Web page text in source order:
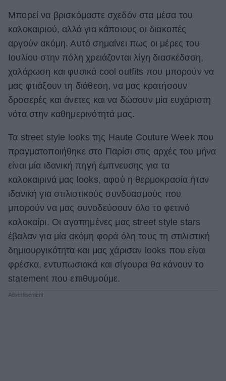
Living
Deco
Cooking
Green
Αφιερώματα
Χωρίς Ταμπέλες
Women's Forum
Hautes Grecians
Γάμος
Μπορεί να βρισκόμαστε σχεδόν στα μέσα του
καλοκαιριού, αλλά για κάποιους οι διακοπές
αργούν ακόμη. Αυτό σημαίνει πως οι μέρες του
Ιουλίου στην πόλη χρειάζονται λίγη διασκέδαση,
χαλάρωση και φυσικά cool outfits που μπορούν να
μας φτιάξουν τη διάθεση, να μας κρατήσουν
δροσερές και άνετες και να δώσουν μία ευχάριστη
νότα στην καθημερινότητά μας.
Τα street style looks της Haute Couture Week που
πραγματοποιήθηκε στο Παρίσι στις αρχές του μήνα
είναι μία ιδανική πηγή έμπνευσης για τα
καλοκαιρινά μας looks, αφού η θερμοκρασία ήταν
ιδανική για στιλιστικούς συνδυασμούς που
μπορούν να μας συνοδεύσουν όλο το φετινό
καλοκαίρι. Οι αγαπημένες μας street style stars
έβαλαν για μία ακόμη φορά όλη τους τη στιλιστική
δημιουργικότητα και μας χάρισαν looks που είναι
φρέσκα, εντυπωσιακά και σίγουρα θα κάνουν το
statement που επιθυμούμε.